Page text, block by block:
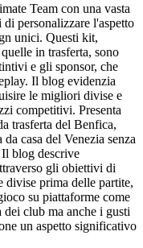
Team con una vasta
personalizzare l'aspetto
unici. Questi kit,
in trasferta, sono
e gli sponsor, che
Il blog evidenzia
le migliori divise e
competitivi. Presenta
trasferta del Benfica,
casa del Venezia senza
blog descrive
gli obiettivi di
divise prima delle partite,
su piattaforme come
club ma anche i gusti
un aspetto significativo